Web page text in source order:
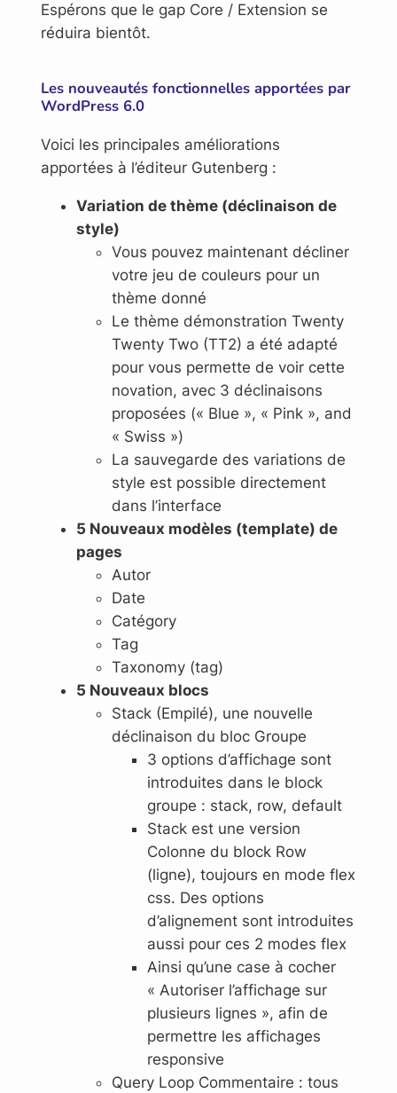
Espérons que le gap Core / Extension se
réduira bientôt.
Les nouveautés fonctionnelles apportées par
WordPress 6.0
Voici les principales améliorations
apportées à l’éditeur Gutenberg :
Variation de thème (déclinaison de
style)
Vous pouvez maintenant décliner
votre jeu de couleurs pour un
thème donné
Le thème démonstration Twenty
Twenty Two (TT2) a été adapté
pour vous permette de voir cette
novation, avec 3 déclinaisons
proposées (« Blue », « Pink », and
« Swiss »)
La sauvegarde des variations de
style est possible directement
dans l’interface
5 Nouveaux modèles (template) de
pages
Autor
Date
Catégory
Tag
Taxonomy (tag)
5 Nouveaux blocs
Stack (Empilé), une nouvelle
déclinaison du bloc Groupe
3 options d’affichage sont
introduites dans le block
groupe : stack, row, default
Stack est une version
Colonne du block Row
(ligne), toujours en mode flex
css. Des options
d’alignement sont introduites
aussi pour ces 2 modes flex
Ainsi qu’une case à cocher
« Autoriser l’affichage sur
plusieurs lignes », afin de
permettre les affichages
responsive
Query Loop Commentaire : tous